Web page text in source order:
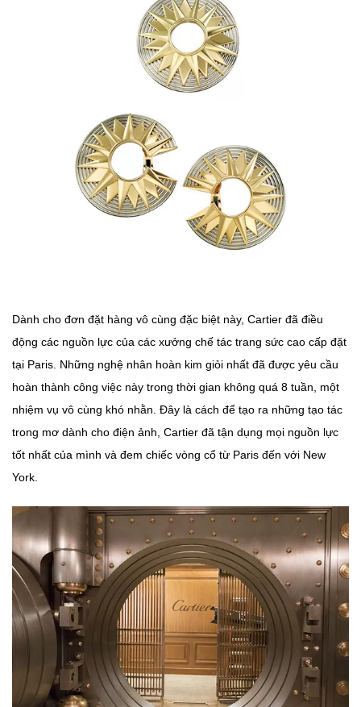
Dành cho đơn đặt hàng vô cùng đặc biệt này, Cartier đã điều
động các nguồn lực của các xưởng chế tác trang sức cao cấp đặt
tại Paris. Những nghệ nhân hoàn kim giỏi nhất đã được yêu cầu
hoàn thành công việc này trong thời gian không quá 8 tuần, một
nhiệm vụ vô cùng khó nhằn. Đây là cách để tạo ra những tạo tác
trong mơ dành cho điện ảnh, Cartier đã tận dụng mọi nguồn lực
tốt nhất của mình và đem chiếc vòng cổ từ Paris đến với New
York.